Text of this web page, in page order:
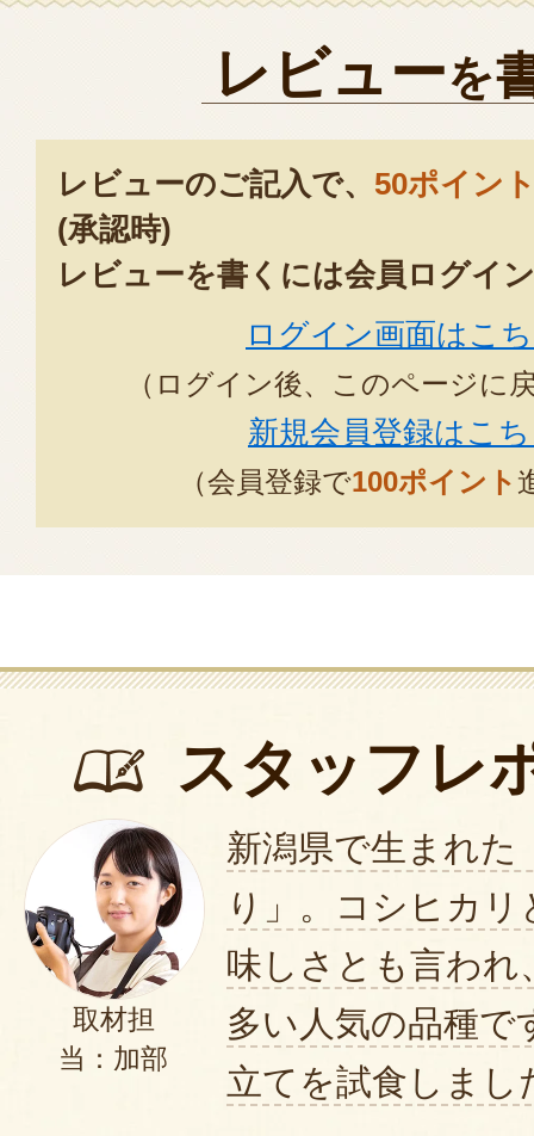
2025年12月
レビューを
レビューのご記入で、 50ポイン
(承認時)
レビューを書くには会員ログイ
ログイン画面はこ
（ログイン後、このページに
新規会員登録はこ
（会員登録で100ポイント
スタッフレ
取材担
当：加部
新潟県で生まれた
り」。コシヒカリ
味しさとも言われ
多い人気の品種で
立てを試食しまし